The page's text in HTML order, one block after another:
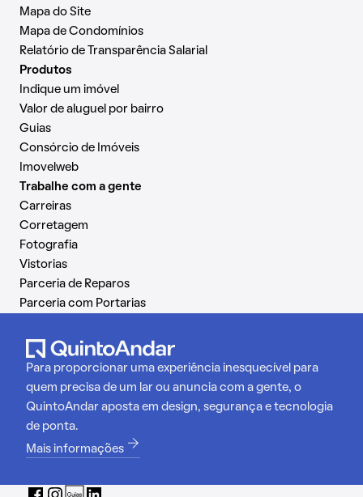
Mapa do Site
Mapa de Condomínios
Relatório de Transparência Salarial
Produtos
Indique um imóvel
Valor de aluguel por bairro
Guias
Consórcio de Imóveis
Imovelweb
Trabalhe com a gente
Carreiras
Corretagem
Fotografia
Vistorias
Parceria de Reparos
Parceria com Portarias
Para proporcionar uma experiência inesquecível para
quem precisa de um lar ou anuncia com a gente, o
QuintoAndar aposta em design, segurança e tecnologia
de ponta.
Mais informações